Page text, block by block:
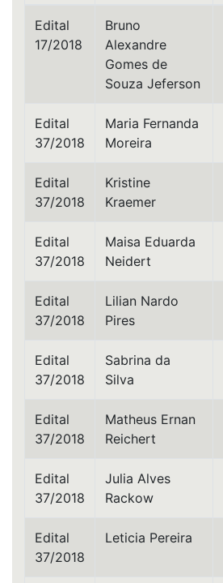
Edital
17/2018
Bruno
Alexandre
Gomes de
Souza Jeferson
Edital
37/2018
Maria Fernanda
Moreira
Edital
37/2018
Kristine
Kraemer
Edital
37/2018
Maisa Eduarda
Neidert
Edital
37/2018
Lilian Nardo
Pires
Edital
37/2018
Sabrina da
Silva
Edital
37/2018
Matheus Ernan
Reichert
Edital
37/2018
Julia Alves
Rackow
Edital
37/2018
Leticia Pereira